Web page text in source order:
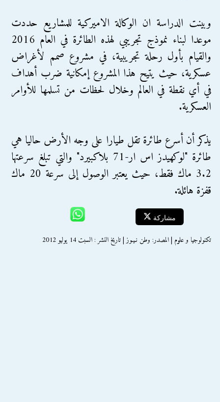
وبينت الدراسة ان الوكالة الاميركية للمشاريع حددت
موعدا لبناء نموذج تجريبي لهذه الطائرة في العام 2016
والقيام بأول رحلة تجريبية، في مشروع صمم لأغراض
عسكرية، حيث يتيح هذا المشروع إمكانية ضرب أهداف
في أي نقطة في العالم وخلال لحظات من تسلمها للأوامر
العسكرية.
يذكر أن أسرع طائرة تقل طيارا على وجه الأرض حاليا هي
طائرة "لوكهيدز اس ار-71 بلاكبيرد" والتي تبلغ سرعتها
3.2 ماك فقط، حيث يعتبر الوصول إلى سرعة 20 ماك
قفزة هائلة.
مشاركة
تكنولوجيا و علوم | المصدر: وطن نـيـوز | تاريخ النشر : السبت 14 يوليو 2012